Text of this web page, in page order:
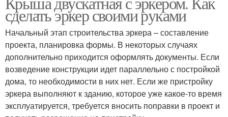
сделать эркер своими руками
Начальный этап строительства эркера – составление
проекта, планировка формы. В некоторых случаях
дополнительно приходится оформлять документы. Если
возведение конструкции идет параллельно с постройкой
дома, то необходимости в них нет. Если же пристройку
эркера выполняют к зданию, которое уже какое-то время
эксплуатируется, требуется вносить поправки в проект и